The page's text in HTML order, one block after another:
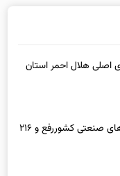
اصلی هلال احمر استان
۶۷۱ نیاز فناورانه شرکت شهرک های صنعتی کشوررفع و ۲۱۶